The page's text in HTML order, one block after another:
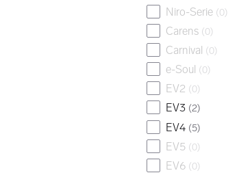
Niro-Serie (0)
Carens (0)
Carnival (0)
e-Soul (0)
EV2 (0)
EV3 (2)
EV4 (5)
EV5 (0)
EV6 (0)